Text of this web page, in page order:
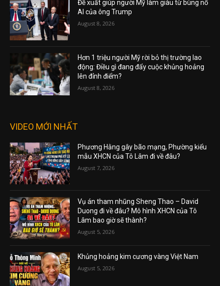
Đề xuất giúp người Mỹ làm giàu từ bùng nổ
AI của ông Trump
August 8, 2026
Hơn 1 triệu người Mỹ rời bỏ thị trường lao
động: Điều gì đang đẩy cuộc khủng hoảng
lên đỉnh điểm?
August 8, 2026
VIDEO MỚI NHẤT
Phương Hằng gây bão mạng, Phường kiểu
mẫu XHCN của Tô Lâm đi về đâu?
August 7, 2026
Vụ án tham nhũng Sheng Thao – David
Duong đi về đâu? Mô hình XHCN của Tô
Lâm bao giờ sẽ thành?
August 5, 2026
Khủng hoảng kim cương vàng Việt Nam
August 5, 2026